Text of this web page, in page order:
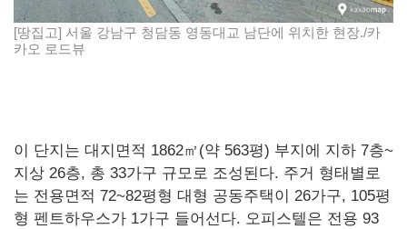
[땅집고] 서울 강남구 청담동 영동대교 남단에 위치한 현장./카
카오 로드뷰
이 단지는 대지면적 1862㎡(약 563평) 부지에 지하 7층~
지상 26층, 총 33가구 규모로 조성된다. 주거 형태별로
는 전용면적 72~82평형 대형 공동주택이 26가구, 105평
형 펜트하우스가 1가구 들어선다. 오피스텔은 전용 93